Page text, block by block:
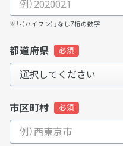
※「-（ハイフン）」なし7桁の数字
都道府県
市区町村